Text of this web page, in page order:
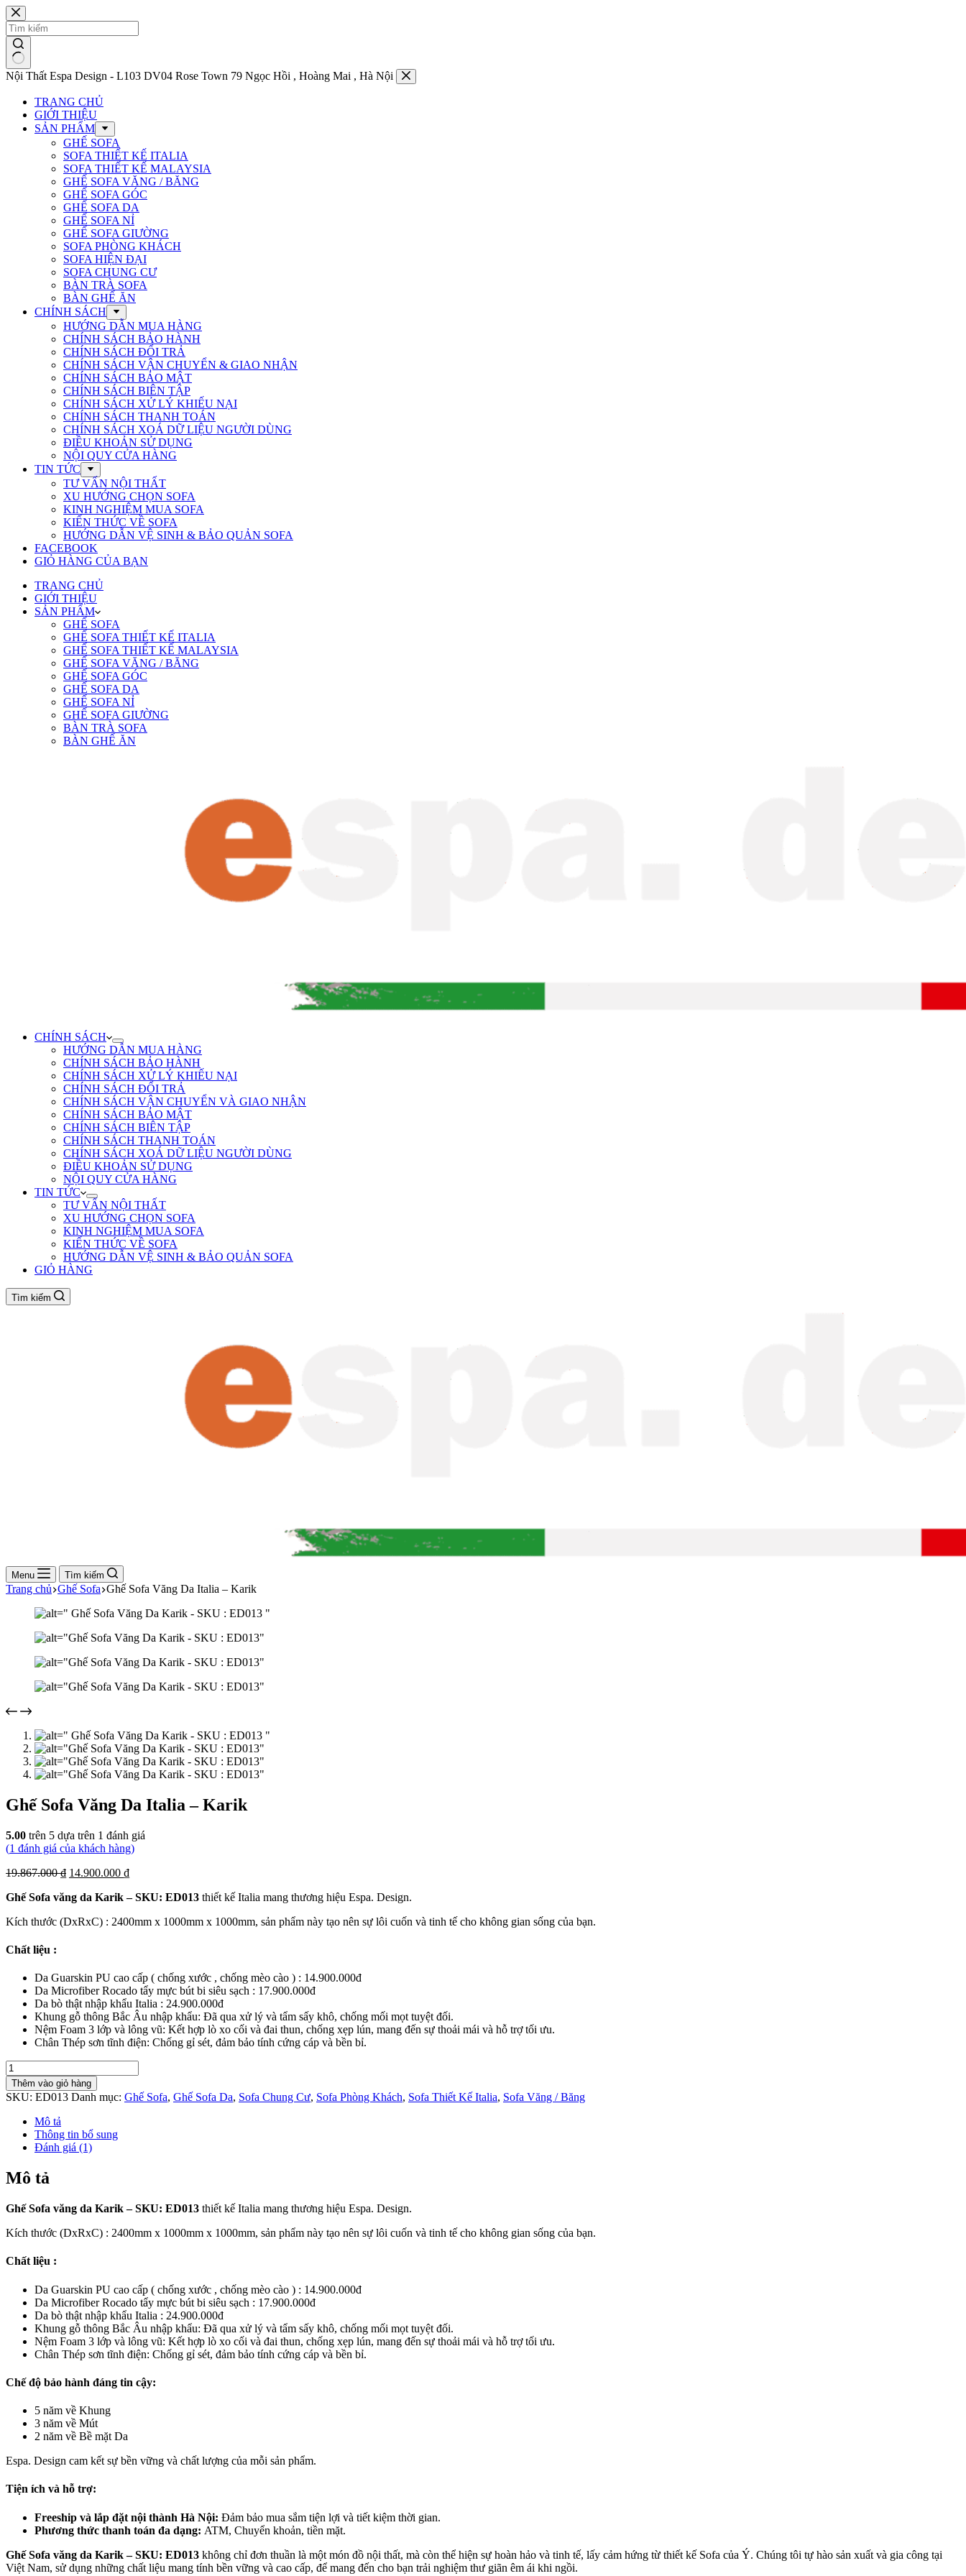
Chuyển
đến
phần
nội
dung
Nội Thất Espa Design - L103 DV04 Rose Town 79 Ngọc Hồi , Hoàng Mai , Hà Nội
TRANG CHỦ
GIỚI THIỆU
SẢN PHẨM
GHẾ SOFA
SOFA THIẾT KẾ ITALIA
SOFA THIẾT KẾ MALAYSIA
GHẾ SOFA VĂNG / BĂNG
GHẾ SOFA GÓC
GHẾ SOFA DA
GHẾ SOFA NỈ
GHẾ SOFA GIƯỜNG
SOFA PHÒNG KHÁCH
SOFA HIỆN ĐẠI
SOFA CHUNG CƯ
BÀN TRÀ SOFA
BÀN GHẾ ĂN
CHÍNH SÁCH
HƯỚNG DẪN MUA HÀNG
CHÍNH SÁCH BẢO HÀNH
CHÍNH SÁCH ĐỔI TRẢ
CHÍNH SÁCH VẬN CHUYỂN & GIAO NHẬN
CHÍNH SÁCH BẢO MẬT
CHÍNH SÁCH BIÊN TẬP
CHÍNH SÁCH XỬ LÝ KHIẾU NẠI
CHÍNH SÁCH THANH TOÁN
CHÍNH SÁCH XOÁ DỮ LIỆU NGƯỜI DÙNG
ĐIỀU KHOẢN SỬ DỤNG
NỘI QUY CỬA HÀNG
TIN TỨC
TƯ VẤN NỘI THẤT
XU HƯỚNG CHỌN SOFA
KINH NGHIỆM MUA SOFA
KIẾN THỨC VỀ SOFA
HƯỚNG DẪN VỆ SINH & BẢO QUẢN SOFA
FACEBOOK
GIỎ HÀNG CỦA BẠN
TRANG CHỦ
GIỚI THIỆU
SẢN PHẨM
GHẾ SOFA
GHẾ SOFA THIẾT KẾ ITALIA
GHẾ SOFA THIẾT KẾ MALAYSIA
GHẾ SOFA VĂNG / BĂNG
GHẾ SOFA GÓC
GHẾ SOFA DA
GHẾ SOFA NỈ
GHẾ SOFA GIƯỜNG
BÀN TRÀ SOFA
BÀN GHẾ ĂN
CHÍNH SÁCH
HƯỚNG DẪN MUA HÀNG
CHÍNH SÁCH BẢO HÀNH
CHÍNH SÁCH XỬ LÝ KHIẾU NẠI
CHÍNH SÁCH ĐỔI TRẢ
CHÍNH SÁCH VẬN CHUYỂN VÀ GIAO NHẬN
CHÍNH SÁCH BẢO MẬT
CHÍNH SÁCH BIÊN TẬP
CHÍNH SÁCH THANH TOÁN
CHÍNH SÁCH XOÁ DỮ LIỆU NGƯỜI DÙNG
ĐIỀU KHOẢN SỬ DỤNG
NỘI QUY CỬA HÀNG
TIN TỨC
TƯ VẤN NỘI THẤT
XU HƯỚNG CHỌN SOFA
KINH NGHIỆM MUA SOFA
KIẾN THỨC VỀ SOFA
HƯỚNG DẪN VỆ SINH & BẢO QUẢN SOFA
GIỎ HÀNG
Tìm kiếm
Menu Tìm kiếm
Trang chủ Ghế Sofa Ghế Sofa Văng Da Italia – Karik
Ghế Sofa Văng Da Italia – Karik
5.00 trên 5 dựa trên 1 đánh giá
(1 đánh giá của khách hàng)
19.867.000₫ Giá
là:
14.900.000 ₫Giá
tại
14.900.000 ₫.
Ghế Sofa văng da Karik – SKU: ED013 thiết kế Italia mang thương hiệu Espa. Design.
Kích thước (DxRxC) : 2400mm x 1000mm x 1000mm, sản phẩm này tạo nên sự lôi cuốn và tinh tế cho không gian sống của bạn.
Chất liệu :
Da Guarskin PU cao cấp ( chống xước , chống mèo cào ) : 14.900.000đ
Da Microfiber Rocado tẩy mực bút bi siêu sạch : 17.900.000đ
Da bò thật nhập khẩu Italia : 24.900.000đ
Khung gỗ thông Bắc Âu nhập khẩu: Đã qua xử lý và tẩm sấy khô, chống mối mọt tuyệt đối.
Nệm Foam 3 lớp và lông vũ: Kết hợp lò xo cối và đai thun, chống xẹp lún, mang đến sự thoải mái và hỗ trợ tối ưu.
Chân Thép sơn tĩnh điện: Chống gỉ sét, đảm bảo tính cứng cáp và bền bỉ.
Ghế
Sofa
Văng
Da
Italia
Karik
lượng
Thêm vào giỏ hàng
SKU: ED013 Danh mục: Ghế Sofa, Ghế Sofa Da, Sofa Chung Cư, Sofa Phòng Khách, Sofa Thiết Kế Italia, Sofa Văng / Băng
Mô tả
Thông tin bổ sung
Đánh giá (1)
Mô tả
Ghế Sofa văng da Karik – SKU: ED013 thiết kế Italia mang thương hiệu Espa. Design.
Kích thước (DxRxC) : 2400mm x 1000mm x 1000mm, sản phẩm này tạo nên sự lôi cuốn và tinh tế cho không gian sống của bạn.
Chất liệu :
Da Guarskin PU cao cấp ( chống xước , chống mèo cào ) : 14.900.000đ
Da Microfiber Rocado tẩy mực bút bi siêu sạch : 17.900.000đ
Da bò thật nhập khẩu Italia : 24.900.000đ
Khung gỗ thông Bắc Âu nhập khẩu: Đã qua xử lý và tẩm sấy khô, chống mối mọt tuyệt đối.
Nệm Foam 3 lớp và lông vũ: Kết hợp lò xo cối và đai thun, chống xẹp lún, mang đến sự thoải mái và hỗ trợ tối ưu.
Chân Thép sơn tĩnh điện: Chống gỉ sét, đảm bảo tính cứng cáp và bền bỉ.
Chế độ bảo hành đáng tin cậy:
5 năm về Khung
3 năm về Mút
2 năm về Bề mặt Da
Espa. Design cam kết sự bền vững và chất lượng của mỗi sản phẩm.
Tiện ích và hỗ trợ:
Freeship và lắp đặt nội thành Hà Nội: Đảm bảo mua sắm tiện lợi và tiết kiệm thời gian.
Phương thức thanh toán đa dạng: ATM, Chuyển khoản, tiền mặt.
Ghế Sofa văng da Karik – SKU: ED013 không chỉ đơn thuần là một món đồ nội thất, mà còn thể hiện sự hoàn hảo và tinh tế, lấy cảm hứng từ thiết kế Sofa của Ý. Chúng tôi tự hào sản xuất và gia công tại
Việt Nam, sử dụng những chất liệu mang tính bền vững và cao cấp, để mang đến cho bạn trải nghiệm thư giãn êm ái khi ngồi.